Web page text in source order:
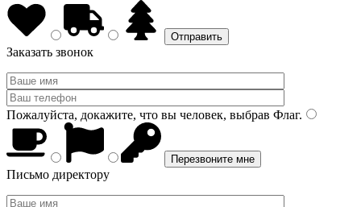
Заказать звонок
Пожалуйста, докажите, что вы человек, выбрав Флаг.
Письмо директору